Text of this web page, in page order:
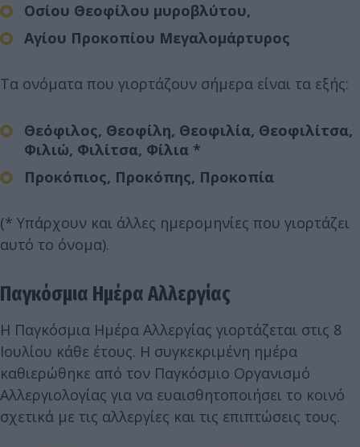
Οσίου Θεοφίλου μυροβλύτου,
Αγίου Προκοπίου Μεγαλομάρτυρος
Τα ονόματα που γιορτάζουν σήμερα είναι τα εξής:
Θεόφιλος, Θεοφίλη, Θεοφιλία, Θεοφιλίτσα,
Φιλιώ, Φιλίτσα, Φίλια *
Προκόπιος, Προκόπης, Προκοπία
(* Υπάρχουν και άλλες ημερομηνίες που γιορτάζει
αυτό το όνομα).
Παγκόσμια Ημέρα Αλλεργίας
Η Παγκόσμια Ημέρα Αλλεργίας γιορτάζεται στις 8
Ιουλίου κάθε έτους. Η συγκεκριμένη ημέρα
καθιερώθηκε από τον Παγκόσμιο Οργανισμό
Αλλεργιολογίας για να ευαισθητοποιήσει το κοινό
σχετικά με τις αλλεργίες και τις επιπτώσεις τους.